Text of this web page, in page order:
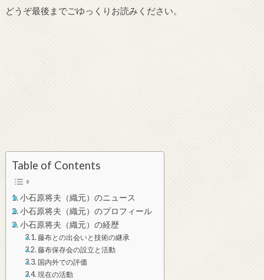
どうぞ最後までごゆっくりお読みください。
Table of Contents
小石原将夫（織元）のニュース
小石原将夫（織元）のプロフィール
小石原将夫（織元）の経歴
藤布との出会いと技術の継承
藤布保存会の設立と活動
国内外での評価
現在の活動